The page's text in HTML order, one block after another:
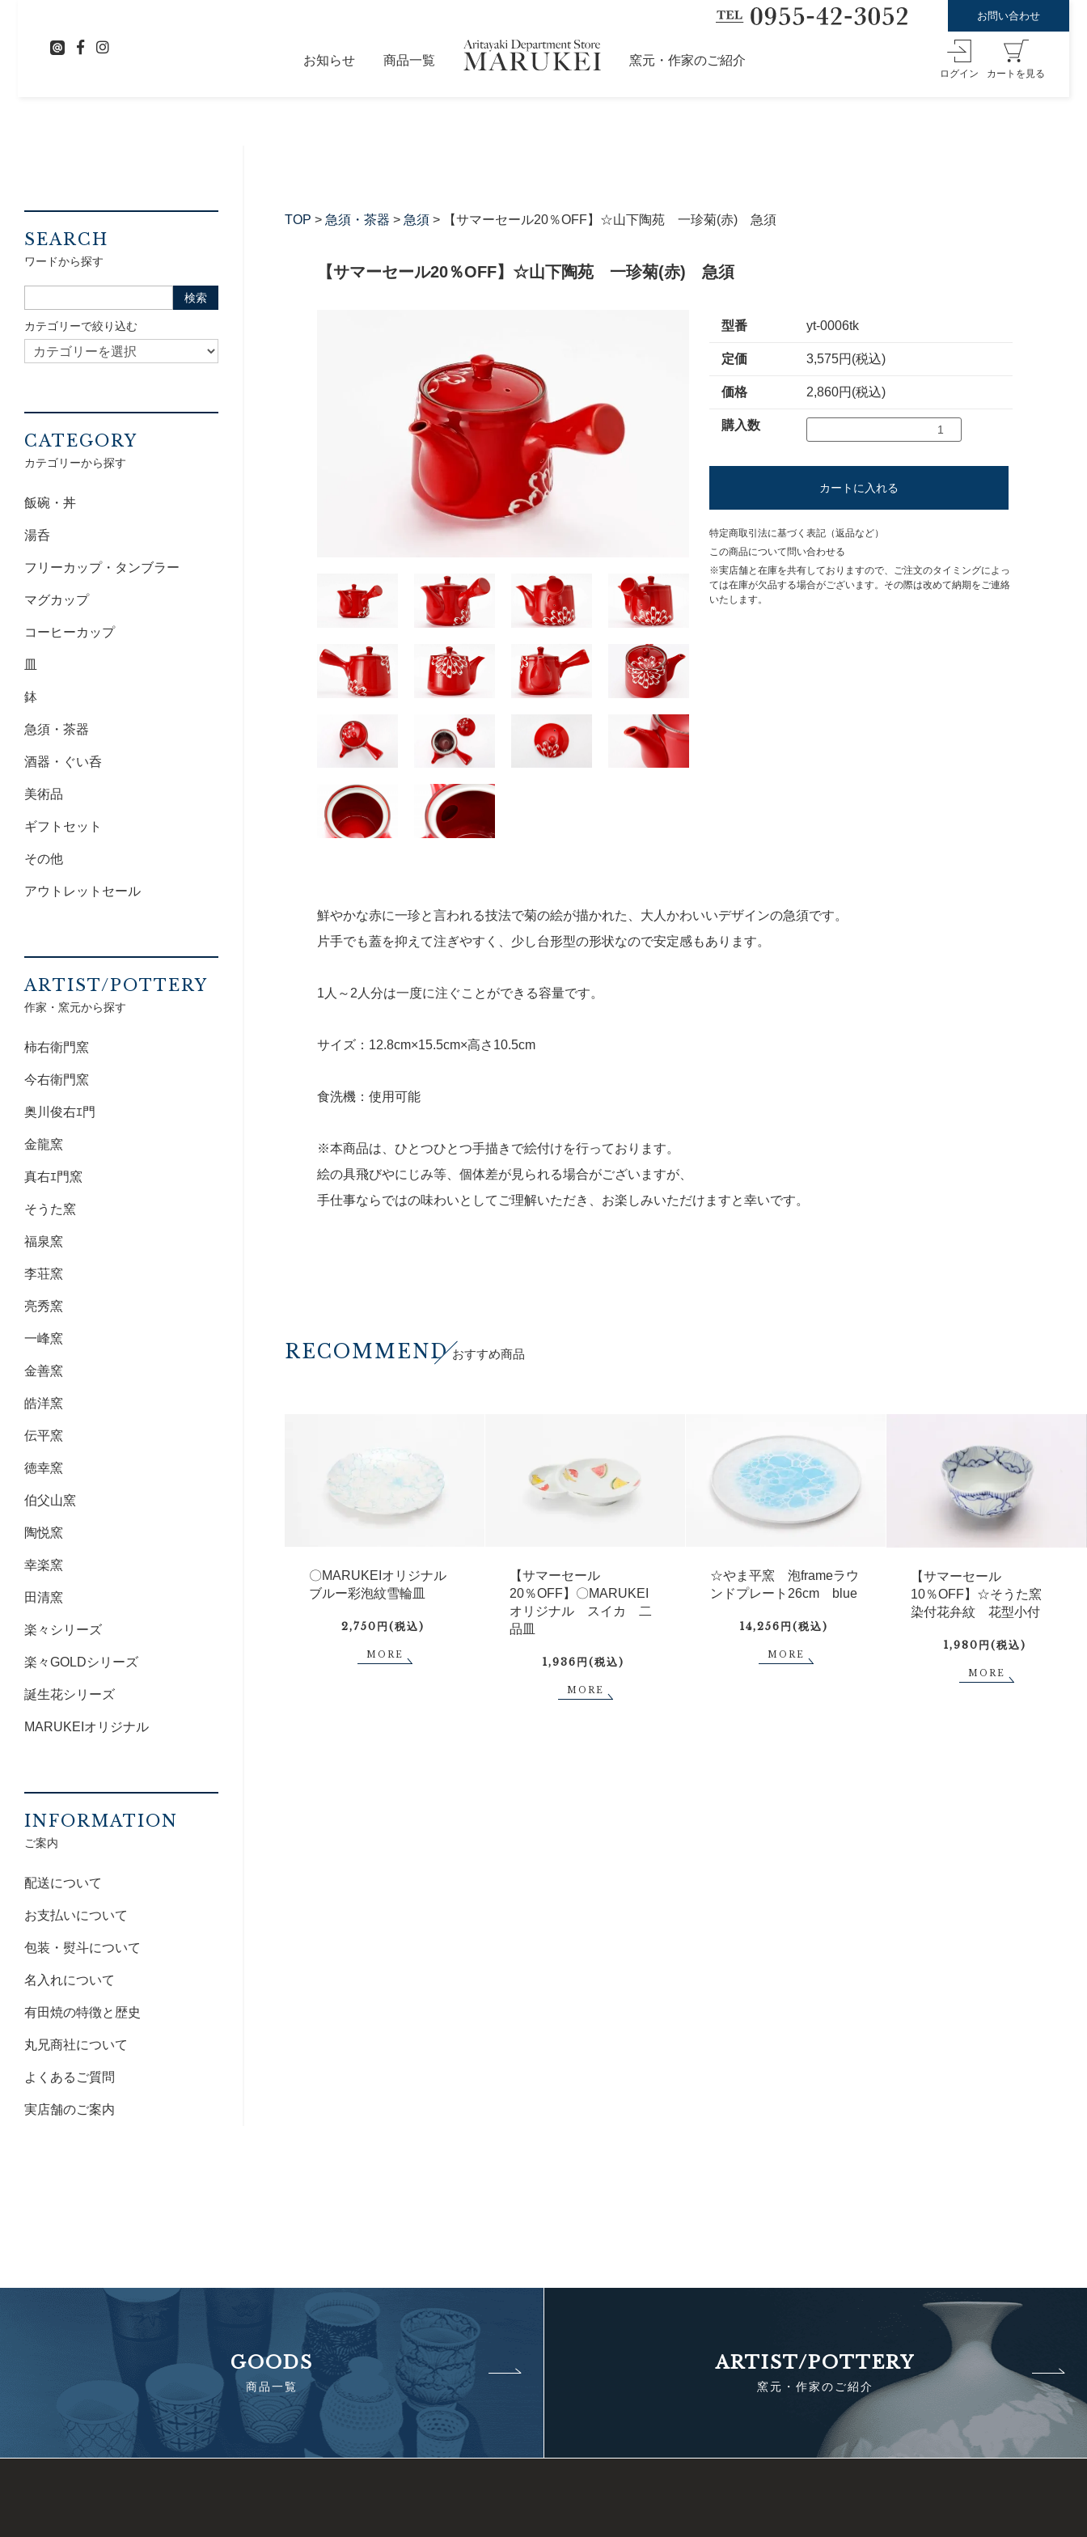
お問い合わせ
お知らせ 商品一覧 窯元・作家のご紹介
ログイン カートを見る
TOP > 急須・茶器 > 急須 > 【サマーセール20％OFF】☆山下陶苑 一珍菊(赤) 急須
【サマーセール20％OFF】☆山下陶苑 一珍菊(赤) 急須
型番 yt-0006tk
定価 3,575円(税込)
価格 2,860円(税込)
購入数
カートに入れる
特定商取引法に基づく表記（返品など）
この商品について問い合わせる
※実店舗と在庫を共有しておりますので、ご注文のタイミングによっ
ては在庫が欠品する場合がございます。その際は改めて納期をご連絡
いたします。
鮮やかな赤に一珍と言われる技法で菊の絵が描かれた、大人かわいいデザインの急須です。
片手でも蓋を抑えて注ぎやすく、少し台形型の形状なので安定感もあります。
1人～2人分は一度に注ぐことができる容量です。
サイズ：12.8cm×15.5cm×高さ10.5cm
食洗機：使用可能
※本商品は、ひとつひとつ手描きで絵付けを行っております。
絵の具飛びやにじみ等、個体差が見られる場合がございますが、
手仕事ならではの味わいとしてご理解いただき、お楽しみいただけますと幸いです。
RECOMMEND おすすめ商品
〇MARUKEIオリジナル
ブルー彩泡紋雪輪皿
2,750円(税込)
MORE
【サマーセール
20％OFF】〇MARUKEI
オリジナル スイカ 二
品皿
1,936円(税込)
MORE
☆やま平窯 泡frameラウ
ンドプレート26cm blue
14,256円(税込)
MORE
【サマーセール
10％OFF】☆そうた窯
染付花弁紋 花型小付
1,980円(税込)
MORE
SEARCH
ワードから探す
カテゴリーで絞り込む
CATEGORY
カテゴリーから探す
飯碗・丼
湯呑
フリーカップ・タンブラー
マグカップ
コーヒーカップ
皿
鉢
急須・茶器
酒器・ぐい呑
美術品
ギフトセット
その他
アウトレットセール
ARTIST/POTTERY
作家・窯元から探す
柿右衛門窯
今右衛門窯
奥川俊右ｴ門
金龍窯
真右ｴ門窯
そうた窯
福泉窯
李荘窯
亮秀窯
一峰窯
金善窯
皓洋窯
伝平窯
徳幸窯
伯父山窯
陶悦窯
幸楽窯
田清窯
楽々シリーズ
楽々GOLDシリーズ
誕生花シリーズ
MARUKEIオリジナル
INFORMATION
ご案内
配送について
お支払いについて
包装・熨斗について
名入れについて
有田焼の特徴と歴史
丸兄商社について
よくあるご質問
実店舗のご案内
GOODS
商品一覧
ARTIST/POTTERY
窯元・作家のご紹介